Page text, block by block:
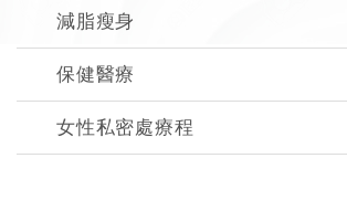
減脂瘦身
保健醫療
女性私密處療程